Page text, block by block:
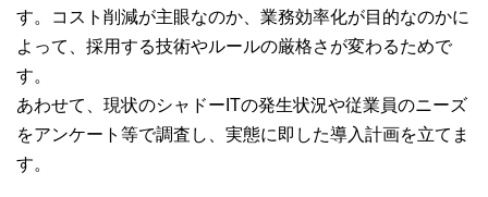
す。コスト削減が主眼なのか、業務効率化が目的なのかに
よって、採用する技術やルールの厳格さが変わるためで
す。
あわせて、現状のシャドーITの発生状況や従業員のニーズ
をアンケート等で調査し、実態に即した導入計画を立てま
す。